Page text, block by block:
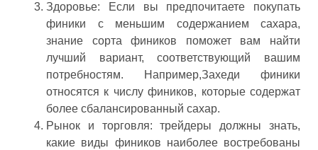
Здоровье: Если вы предпочитаете покупать
финики с меньшим содержанием сахара,
знание сорта фиников поможет вам найти
лучший вариант, соответствующий вашим
потребностям. Например,Захеди финики
относятся к числу фиников, которые содержат
более сбалансированный сахар.
Рынок и торговля: трейдеры должны знать,
какие виды фиников наиболее востребованы